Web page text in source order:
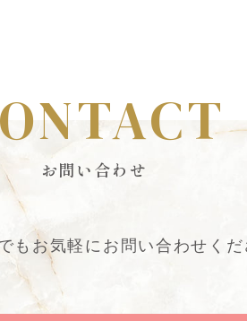
お問い合わせ
も お気軽にお問い合わせくだ